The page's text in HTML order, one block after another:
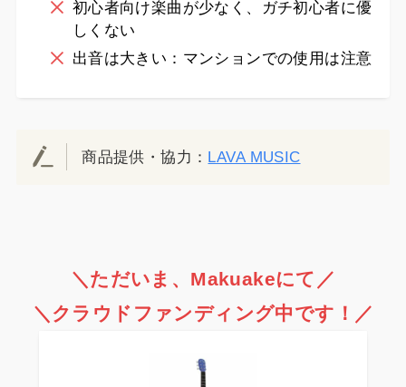
初心者向け楽曲が少なく、ガチ初心者に優
しくない
出音は大きい：マンションでの使用は注意
商品提供・協力： LAVA MUSIC
＼ただいま、Makuakeにて／
＼クラウドファンディング中です！／